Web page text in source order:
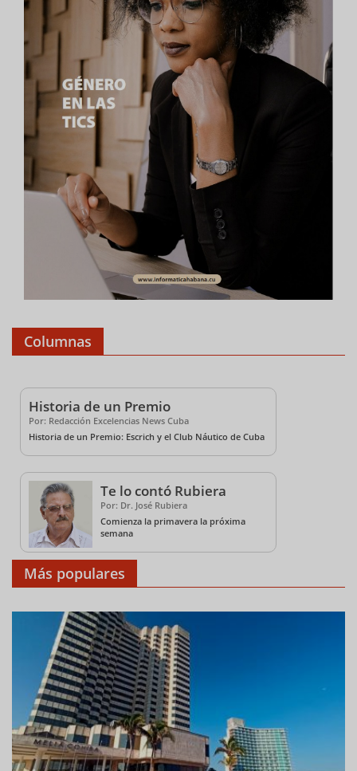
Columnas
Historia de un Premio
Por: Redacción Excelencias News Cuba
Historia de un Premio: Escrich y el Club Náutico de Cuba
Te lo contó Rubiera
Por: Dr. José Rubiera
Comienza la primavera la próxima
semana
Más populares